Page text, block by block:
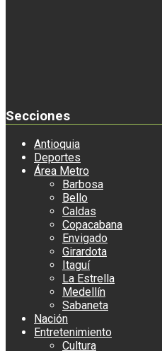
Secciones
Antioquia
Deportes
Área Metro
Barbosa
Bello
Caldas
Copacabana
Envigado
Girardota
Itaguí
La Estrella
Medellín
Sabaneta
Nación
Entretenimiento
Cultura